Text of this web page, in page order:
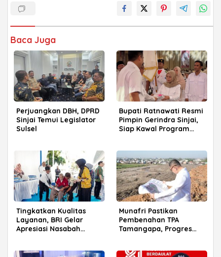
Baca Juga
Perjuangkan DBH, DPRD
Sinjai Temui Legislator
Sulsel
Bupati Ratnawati Resmi
Pimpin Gerindra Sinjai,
Siap Kawal Program
Tingkatkan Kualitas
Layanan, BRI Gelar
Apresiasi Nasabah
Munafri Pastikan
Pembenahan TPA
Tamangapa, Progres